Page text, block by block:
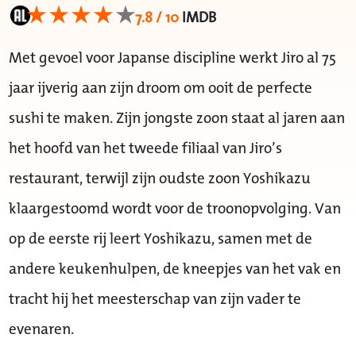
7.8 / 10IMDB
Met gevoel voor Japanse discipline werkt Jiro al 75
jaar ijverig aan zijn droom om ooit de perfecte
sushi te maken. Zijn jongste zoon staat al jaren aan
het hoofd van het tweede filiaal van Jiro’s
restaurant, terwijl zijn oudste zoon Yoshikazu
klaargestoomd wordt voor de troonopvolging. Van
op de eerste rij leert Yoshikazu, samen met de
andere keukenhulpen, de kneepjes van het vak en
tracht hij het meesterschap van zijn vader te
evenaren.